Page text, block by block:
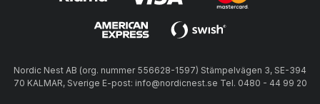
Nordic Nest AB (org. nummer 556628-1597) Stämpelvägen 3, SE-394
70 KALMAR, Sverige E-post: info@nordicnest.se Tel. 0480 - 44 99 20